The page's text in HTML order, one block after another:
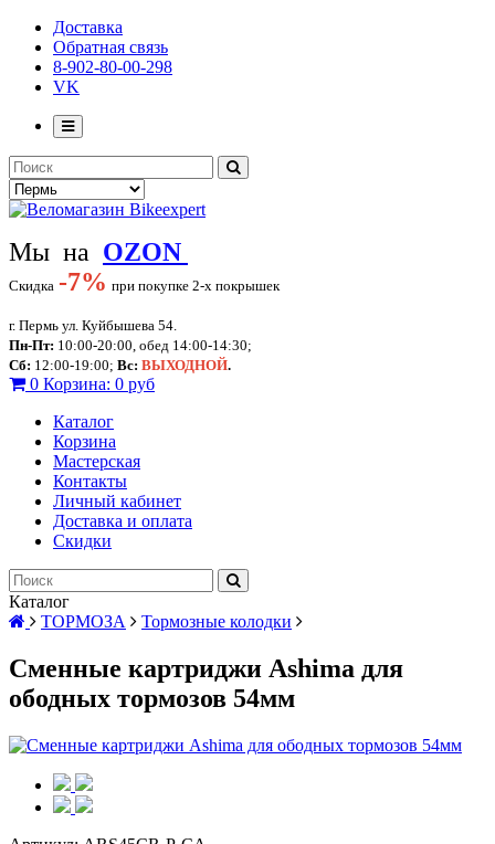
Доставка
Обратная связь
8-902-80-00-298
VK
Мы на OZON
Скидка -7% при покупке 2-х покрышек
г. Пермь ул. Куйбышева 54.
Пн-Пт: 10:00-20:00, обед 14:00-14:30;
Сб: 12:00-19:00; Вс: ВЫХОДНОЙ.
0 Корзина: 0 руб
Каталог
Корзина
Мастерская
Контакты
Личный кабинет
Доставка и оплата
Скидки
Каталог
ТОРМОЗА
Тормозные колодки
Сменные картриджи Ashima для
ободных тормозов 54мм